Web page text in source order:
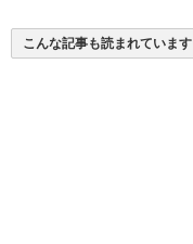
こんな記事も読まれています